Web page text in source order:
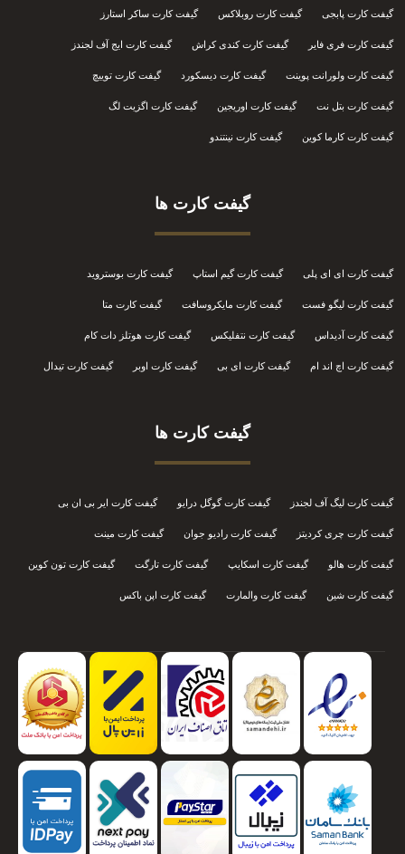
گیفت کارت پابجی گیفت کارت روبلاکس گیفت کارت ساکر استارز
گیفت کارت فری فایر گیفت کارت کندی کراش گیفت کارت ایج آف لجندز
گیفت کارت ولورانت پوینت گیفت کارت دیسکورد گیفت کارت توییچ
گیفت کارت بتل نت گیفت کارت اوریجین گیفت کارت اگزیت لگ
گیفت کارت کارما کوین گیفت کارت نینتندو
گیفت کارت ها
گیفت کارت ای ای پلی گیفت کارت گیم استاپ گیفت کارت بوستروید
گیفت کارت لیگو فست گیفت کارت مایکروسافت گیفت کارت متا
گیفت کارت آدیداس گیفت کارت نتفلیکس گیفت کارت هوتلز دات کام
گیفت کارت اچ اند ام گیفت کارت ای بی گیفت کارت اوبر گیفت کارت تیدال
گیفت کارت ها
گیفت کارت لیگ آف لجندز گیفت کارت گوگل درایو گیفت کارت ایر بی ان بی
گیفت کارت چری کردیتز گیفت کارت رادیو جوان گیفت کارت مینت
گیفت کارت هالو گیفت کارت اسکایپ گیفت کارت تارگت گیفت کارت تون کوین
گیفت کارت شین گیفت کارت والمارت گیفت کارت اپن باکس